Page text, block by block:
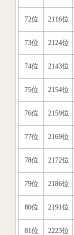
72位 2116位
73位 2124位
74位 2143位
75位 2154位
76位 2159位
77位 2169位
78位 2172位
79位 2186位
80位 2191位
81位 2223位